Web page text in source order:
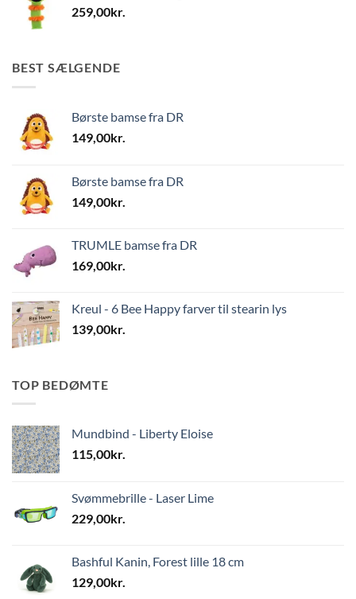
259,00kr.
BEST SÆLGENDE
Børste bamse fra DR
149,00kr.
Børste bamse fra DR
149,00kr.
TRUMLE bamse fra DR
169,00kr.
Kreul - 6 Bee Happy farver til stearin lys
139,00kr.
TOP BEDØMTE
Mundbind - Liberty Eloise
115,00kr.
Svømmebrille - Laser Lime
229,00kr.
Bashful Kanin, Forest lille 18 cm
129,00kr.